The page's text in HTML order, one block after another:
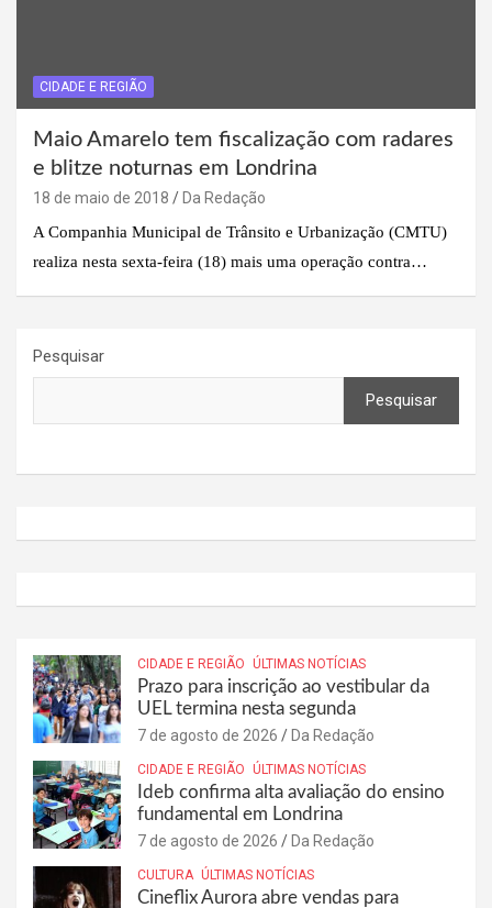
CIDADE E REGIÃO
Maio Amarelo tem fiscalização com radares
e blitze noturnas em Londrina
18 de maio de 2018
Da Redação
A Companhia Municipal de Trânsito e Urbanização (CMTU)
realiza nesta sexta-feira (18) mais uma operação contra…
Pesquisar
Pesquisar
CIDADE E REGIÃO ÚLTIMAS NOTÍCIAS
Prazo para inscrição ao vestibular da
UEL termina nesta segunda
7 de agosto de 2026 Da Redação
CIDADE E REGIÃO ÚLTIMAS NOTÍCIAS
Ideb confirma alta avaliação do ensino
fundamental em Londrina
7 de agosto de 2026 Da Redação
CULTURA ÚLTIMAS NOTÍCIAS
Cineflix Aurora abre vendas para